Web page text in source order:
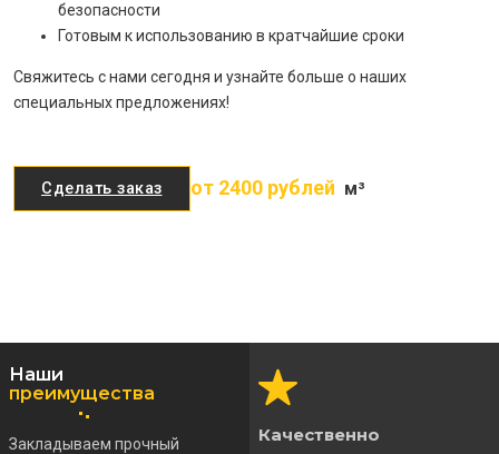
безопасности
Готовым к использованию в кратчайшие сроки
Свяжитесь с нами сегодня и узнайте больше о наших
специальных предложениях!
Сделать заказ от 2400 рублей м³
Наши
преимущества
Закладываем прочный
Качественно